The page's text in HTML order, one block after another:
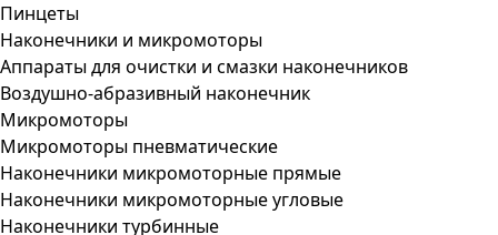
Пинцеты
Наконечники и микромоторы
Аппараты для очистки и смазки наконечников
Воздушно-абразивный наконечник
Микромоторы
Микромоторы пневматические
Наконечники микромоторные прямые
Наконечники микромоторные угловые
Наконечники турбинные